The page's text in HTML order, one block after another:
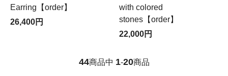
Earring【order】
26,400円
with colored
stones【order】
22,000円
44商品中 1-20商品